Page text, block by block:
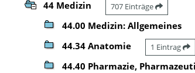
44 Medizin 707 Einträge
44.00 Medizin: Allgemeines
44.34 Anatomie 1 Eintrag
44.40 Pharmazie,